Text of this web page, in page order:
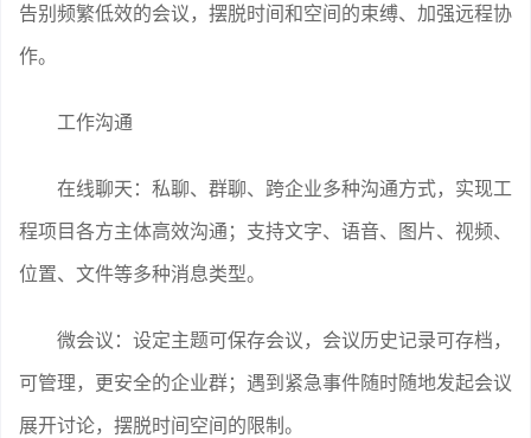
告别频繁低效的会议，摆脱时间和空间的束缚、加强远程协
作。
工作沟通
在线聊天：私聊、群聊、跨企业多种沟通方式，实现工
程项目各方主体高效沟通；支持文字、语音、图片、视频、
位置、文件等多种消息类型。
微会议：设定主题可保存会议，会议历史记录可存档，
可管理，更安全的企业群；遇到紧急事件随时随地发起会议
展开讨论，摆脱时间空间的限制。